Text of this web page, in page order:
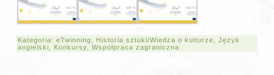
Kategoria:eTwinning Historia sztuki/Wiedza o kulturze ,Język
angielski
Konkursy ,Współpraca zagraniczna